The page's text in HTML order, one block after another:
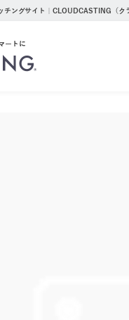
チングサイト｜CLOUDCASTING（ク
ートに